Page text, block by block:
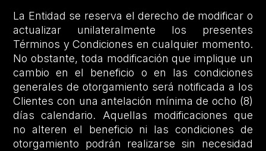
La Entidad se reserva el derecho de modificar o
actualizar unilateralmente los presentes
Términos y Condiciones en cualquier momento.
No obstante, toda modificación que implique un
cambio en el beneficio o en las condiciones
generales de otorgamiento será notificada a los
Clientes con una antelación mínima de ocho (8)
días calendario. Aquellas modificaciones que
no alteren el beneficio ni las condiciones de
otorgamiento podrán realizarse sin necesidad